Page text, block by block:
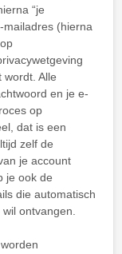
“je
mailadres (hierna
Alle
en je e-
op
dat is een
zelf de
je account
je ook de
die automatisch
ontvangen.